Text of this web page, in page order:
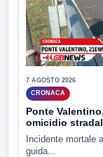
7 AGOSTO 2026
CRONACA
Ponte
omicidio
Incidente mortale
guida...